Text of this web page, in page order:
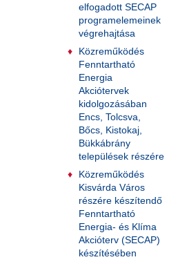
elfogadott SECAP
programelemeinek
végrehajtása
Közreműködés
Fenntartható
Energia
Akciótervek
kidolgozásában
Encs, Tolcsva,
Bőcs, Kistokaj,
Bükkábrány
települések részére
Közreműködés
Kisvárda Város
részére készítendő
Fenntartható
Energia- és Klíma
Akcióterv (SECAP)
készítésében